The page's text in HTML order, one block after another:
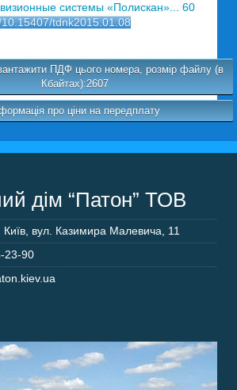
системы «Полискан»... 60
tdnk2015.01.08
ПДФ цього номера, розмір файлу (в
Кбайтах):2607
про ціни на передплату
дім “Патон” ТОВ
вул. Казимира Малевича, 11
23-90